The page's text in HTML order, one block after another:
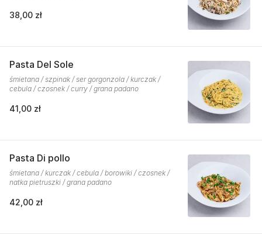
38,00 zł
Pasta Del Sole
śmietana / szpinak / ser gorgonzola / kurczak /
cebula / czosnek / curry / grana padano
41,00 zł
Pasta Di pollo
śmietana / kurczak / cebula / borowiki / czosnek /
natka pietruszki / grana padano
42,00 zł